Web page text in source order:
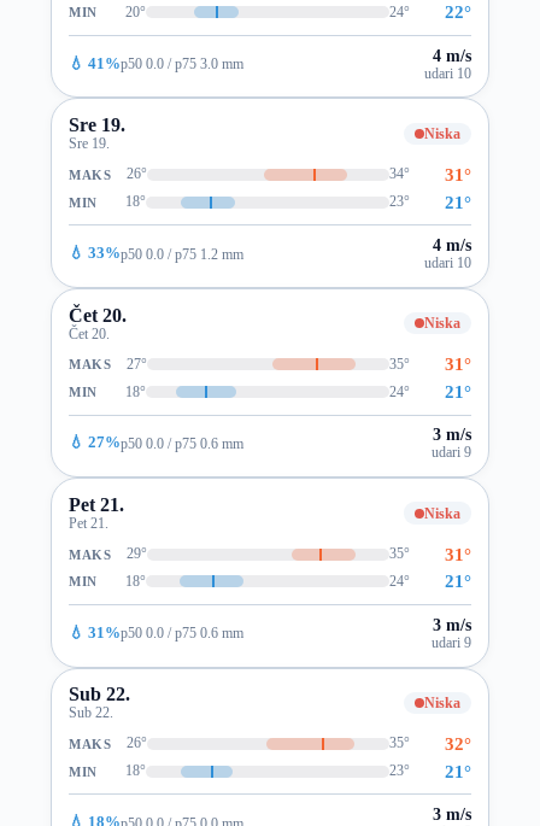
MIN 20° 24° 22°
💧 41%p50 0.0 / p75 3.0 mm 4 m/s
udari 10
Sre 19.
Sre 19.
Niska
MAKS 26° 34° 31°
MIN 18° 23° 21°
💧 33%p50 0.0 / p75 1.2 mm 4 m/s
udari 10
Čet 20.
Čet 20.
Niska
MAKS 27° 35° 31°
MIN 18° 24° 21°
💧 27%p50 0.0 / p75 0.6 mm 3 m/s
udari 9
Pet 21.
Pet 21.
Niska
MAKS 29° 35° 31°
MIN 18° 24° 21°
💧 31%p50 0.0 / p75 0.6 mm 3 m/s
udari 9
Sub 22.
Sub 22.
Niska
MAKS 26° 35° 32°
MIN 18° 23° 21°
💧 18% 3 m/s